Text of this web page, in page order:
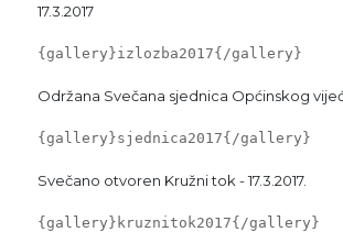
17.3.2017
{gallery}izlozba2017{/gallery}
Održana Svečana sjednica Općinskog
{gallery}sjednica2017{/gallery}
Svečano otvoren Kružni tok - 17.3.2017.
{gallery}kruznitok2017{/gallery}